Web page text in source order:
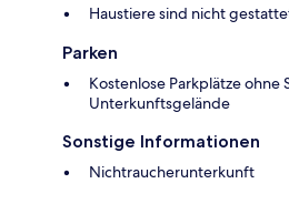
Haustiere sind nicht
Parken
Kostenlose Parkplätze ohne
Unterkunftsgelände
Sonstige Informationen
Nichtraucherunterkunft